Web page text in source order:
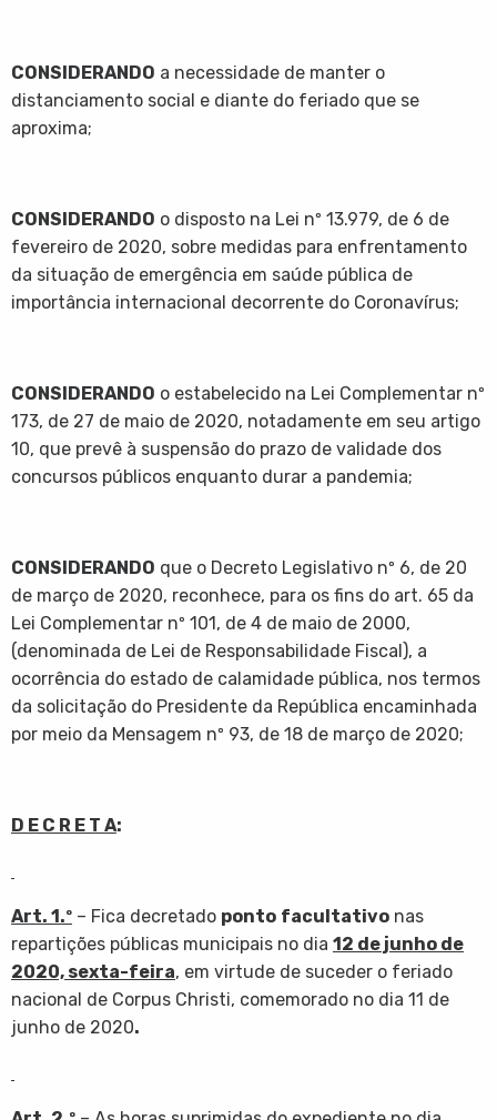
CONSIDERANDO a necessidade de manter o
distanciamento social e diante do feriado que se
aproxima;
CONSIDERANDO o disposto na Lei nº 13.979, de 6 de
fevereiro de 2020, sobre medidas para enfrentamento
da situação de emergência em saúde pública de
importância internacional decorrente do Coronavírus;
CONSIDERANDO o estabelecido na Lei Complementar nº
173, de 27 de maio de 2020, notadamente em seu artigo
10, que prevê à suspensão do prazo de validade dos
concursos públicos enquanto durar a pandemia;
CONSIDERANDO que o Decreto Legislativo nº 6, de 20
de março de 2020, reconhece, para os fins do art. 65 da
Lei Complementar nº 101, de 4 de maio de 2000,
(denominada de Lei de Responsabilidade Fiscal), a
ocorrência do estado de calamidade pública, nos termos
da solicitação do Presidente da República encaminhada
por meio da Mensagem nº 93, de 18 de março de 2020;
D E C R E T A:
Art. 1.º – Fica decretado ponto facultativo nas
repartições públicas municipais no dia 12 de junho de
2020, sexta-feira, em virtude de suceder o feriado
nacional de Corpus Christi, comemorado no dia 11 de
junho de 2020.